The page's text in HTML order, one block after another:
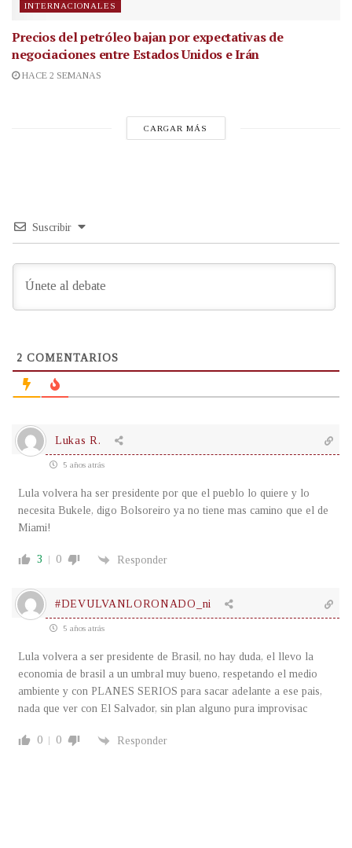
INTERNACIONALES
Precios del petróleo bajan por expectativas de
negociaciones entre Estados Unidos e Irán
HACE 2 SEMANAS
CARGAR MÁS
Suscribir
2 COMENTARIOS
Lukas R.
5 años atrás
Lula volvera ha ser presidente por que el pueblo lo quiere y lo
necesita Bukele, digo Bolsoreiro ya no tiene mas camino que el de
Miami!
3 0 Responder
#DEVULVANLORONADO_ni
5 años atrás
Lula volvera a ser presidente de Brasil, no hay duda, el llevo la
economia de brasil a un umbral muy bueno, respetando el medio
ambiente y con PLANES SERIOS para sacar adelante a ese pais,
nada que ver con El Salvador, sin plan alguno pura improvisac
0 0 Responder